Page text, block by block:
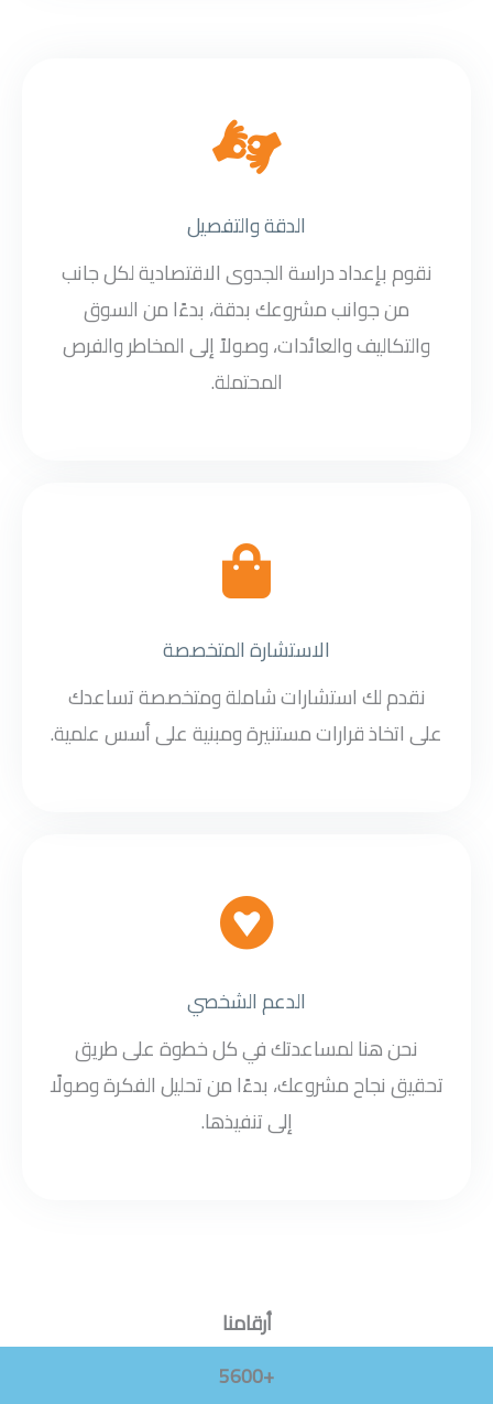
الدقة والتفصيل
نقوم بإعداد دراسة الجدوى الاقتصادية لكل جانب
من جوانب مشروعك بدقة، بدءًا من السوق
والتكاليف والعائدات، وصولاً إلى المخاطر والفرص
المحتملة.
الاستشارة المتخصصة
نقدم لك استشارات شاملة ومتخصصة تساعدك
على اتخاذ قرارات مستنيرة ومبنية على أسس علمية.
الدعم الشخصي
نحن هنا لمساعدتك في كل خطوة على طريق
تحقيق نجاح مشروعك، بدءًا من تحليل الفكرة وصولًا
إلى تنفيذها.
أرقامنا
+5600